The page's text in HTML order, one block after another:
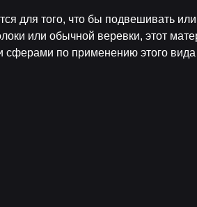
для того, что бы подвешивать
или обычной веревки, этот
по применению этого